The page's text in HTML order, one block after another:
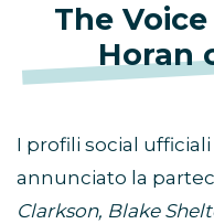
The
Horan
I profili social
annunciato la
Clarkson, Blake